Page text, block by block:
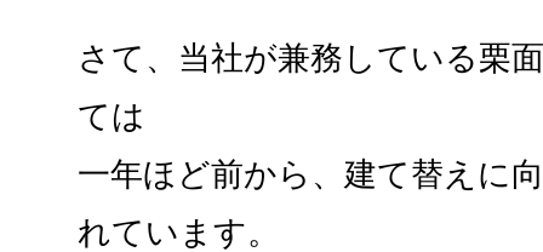
さて、当社が兼務している栗
ては
一年ほど前から、建て替えに
れています。